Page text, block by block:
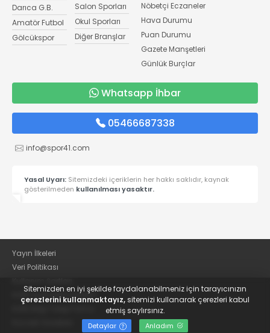
Darıca G.B.
Amatör Futbol
Gölcükspor
Salon Sporları
Okul Sporları
Diğer Branşlar
Nöbetçi Eczaneler
Hava Durumu
Puan Durumu
Gazete Manşetleri
Günlük Burçlar
Whatsapp İhbar
05466687338
info@spor41.com
Yasal Uyarı: Sitemizdeki içeriklerin her hakkı saklıdır, kaynak
gösterilmeden kullanılması yasaktır.
Yayın İlkeleri
Veri Politikası
KVKK Aydınlatma Metni
Sitemizden en iyi şekilde faydalanabilmeniz için tarayıcınızın
çerezlerini kullanmaktayız,sitemizi kullanarak çerezleri kabul
etmiş saylırsınız.
Detaylar Anladım